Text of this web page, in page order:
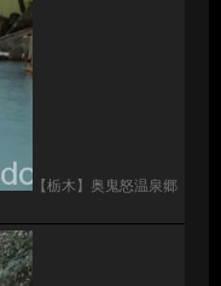
【栃木】奥鬼怒温泉郷